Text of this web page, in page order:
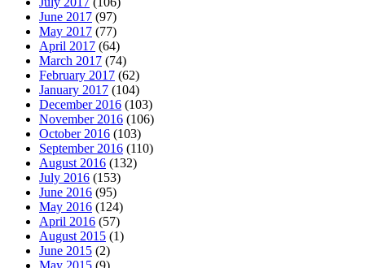
June 2017 (97)
May 2017 (77)
April 2017 (64)
March 2017 (74)
February 2017 (62)
January 2017 (104)
December 2016 (103)
November 2016 (106)
October 2016 (103)
September 2016 (110)
August 2016 (132)
July 2016 (153)
June 2016 (95)
May 2016 (124)
April 2016 (57)
August 2015 (1)
June 2015 (2)
May 2015 (9)